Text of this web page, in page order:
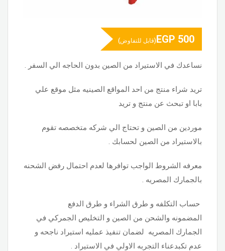
EGP 500 (قابل للتفاوض)
نساعدك في الاستيراد من الصين بدون الحاجه الي السفر .
تريد شراء منتج من احد المواقع الصينيه مثل موقع علي
بابا او تبحث عن منتج و تريد
موردين من الصين و تحتاج الي شركه متخصصه تقوم
بالاستيراد من الصين لحسابك .
معرفه الشروط الواجب توافرها لعدم احتمال رفض الشحنه
بالجمارك المصريه .
حساب التكلفه و طرق الشراء و طرق الدفع
المضمونه والشحن من الصين و التخليص الجمركي في
الجمارك المصريه لضمان تنفيذ عمليه استيراد ناجحه و
عدم تكبدعناء التجربه الاولي في الاستيراد .